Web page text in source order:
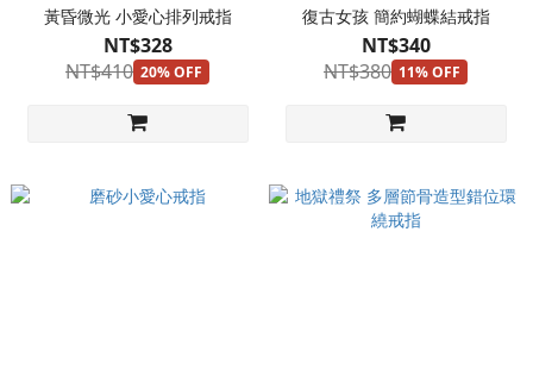
黃昏微光 小愛心排列戒指
NT$328
NT$410 20% OFF
復古女孩 簡約蝴蝶結戒指
NT$340
NT$380 11% OFF